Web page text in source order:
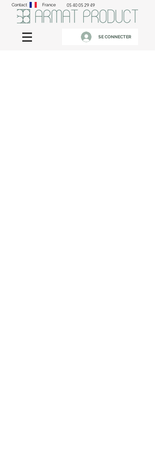
Contact France 05 40 05 29 49
SE CONNECTER